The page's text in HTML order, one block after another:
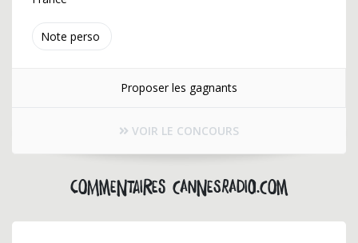
Note perso
Proposer les gagnants
VOIR LE CONCOURS
Commentaires cannesradio.com